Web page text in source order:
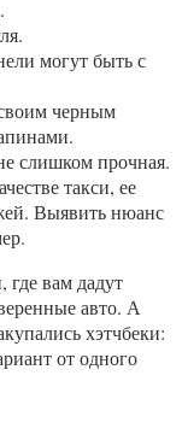
могут быть с
черным
слишком прочная.
такси, ее
Выявить нюанс
где вам дадут
авто. А
хэтчбеки:
от одного